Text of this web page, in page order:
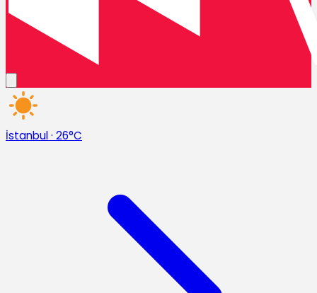
İstanbul· 26°C